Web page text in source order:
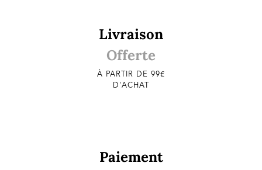
Livraison
Offerte
À PARTIR DE 99€
D'ACHAT
Paiement